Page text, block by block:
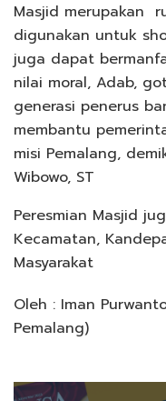
Masjid merupakan
digunakan untuk
juga dapat
nilai moral, Adab,
generasi penerus
membantu
misi Pemalang,
Wibowo, ST
Peresmian Masjid
Kecamatan,
Masyarakat
Oleh : Iman
Pemalang)